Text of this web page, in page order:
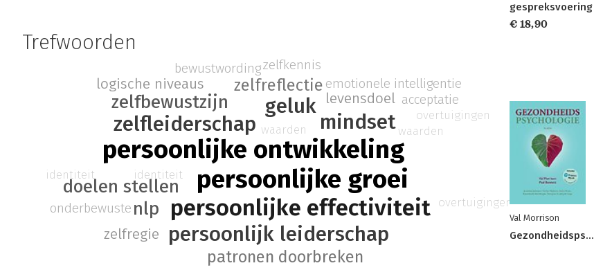
Trefwoorden
persoonlijke ontwikkeling
persoonlijke groei
persoonlijke effectiviteit
zelfleiderschap
persoonlijk leiderschap
geluk
mindset
doelen stellen
zelfbewustzijn
nlp
zelfreflectie
patronen doorbreken
levensdoel
logische niveaus
zelfregie
onderbewuste
bewustwordingzelfkennis
emotionele intelligentie
acceptatie
waarden
identiteit
overtuigingen
waarden
identiteit
overtuigingen
gespreksvoering
€ 18,90
Val Morrison
Gezondheidspsychologie